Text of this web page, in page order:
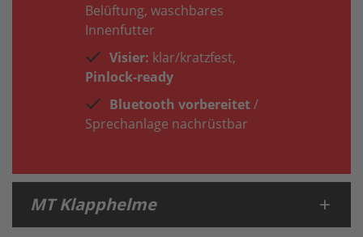
Belüftung, waschbares
Innenfutter
Visier: klar/kratzfest,
Pinlock-ready
Bluetooth vorbereitet/
Sprechanlage nachrüstbar
MT Klapphelme